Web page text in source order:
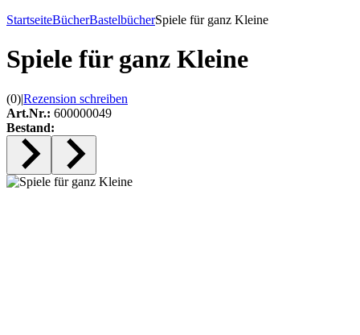
StartseiteBücherBastelbücherSpiele für ganz Kleine
Spiele für ganz Kleine
(0)|Rezension schreiben
Art.Nr.: 600000049
Bestand: